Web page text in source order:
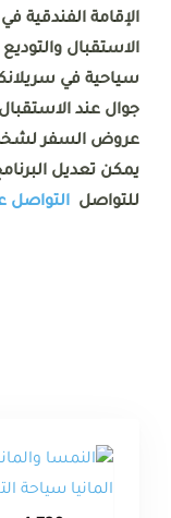
الاستقبال
سياحية في
جوال عند
عروض السفر
يمكن تعديل
للتواصل التواصل عبر